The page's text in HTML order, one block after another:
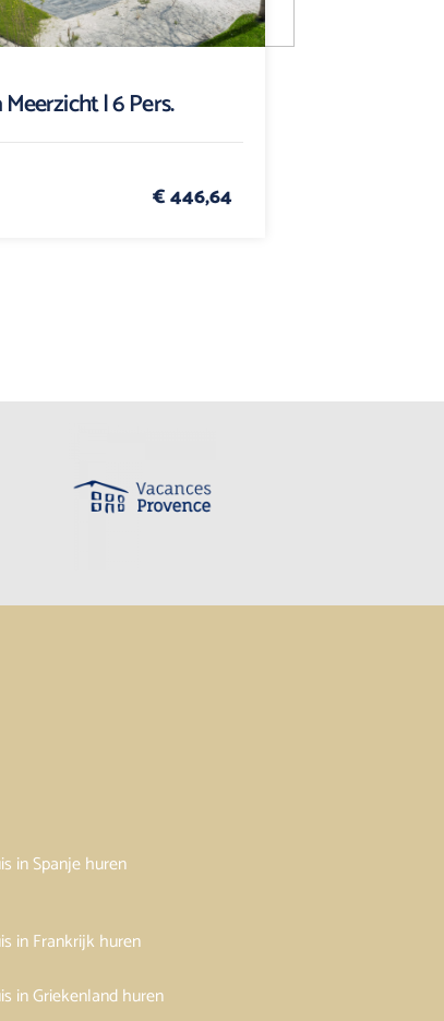
| 6 Pers.
€ 446,64
in Spanje huren
in Frankrijk huren
in Griekenland huren